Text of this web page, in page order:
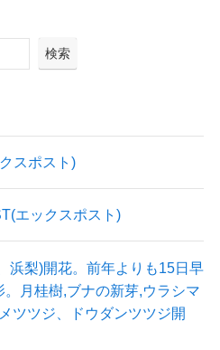
検索
スポスト)
エックスポスト)
浜梨)開花。前年よりも15日早
月桂樹,ブナの新芽,ウラシマ
ツツジ、ドウダンツツジ開